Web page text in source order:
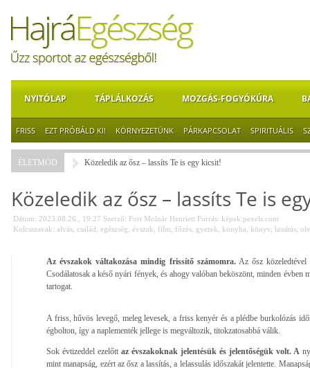
NYITÓLAP TÁPLÁLKOZÁS MOZGÁS-FOGYÓKÚRA
FRISS EZT PRÓBÁLD KI! KÖRNYEZETÜNK PÁRKAPCSOLAT SPIRITUÁLIS
ÉLETMÓD Közeledik az ősz – lassíts Te is egy kicsit!
Közeledik az ősz – lassíts Te is
Dátum: 2023.08.26., 19:27 Szerző: Fort Molnár Henriett Forrás: képek:pexels.com
Kulcsszavak: alvás család egészség évszak film főzés gyerek konyha könyv lassítás
Az évszakok váltakozása mindig frissítő számomra.Az ősz közeledtével
Csodálatosak a késő nyári fények, és ahogy valóban beköszönt, minden évben
tartogat.
A friss, hűvös levegő, meleg levesek, a friss kenyér és a plédbe burkolózás
égbolton, így a naplementék jellege is megváltozik, titokzatosabbá válik.
Sok évtizeddel ezelőtt az évszakoknak jelentésük és jelentőségük volt. A
mint manapság, ezért az ősz a lassítás, a lelassulás időszakát jelentette.